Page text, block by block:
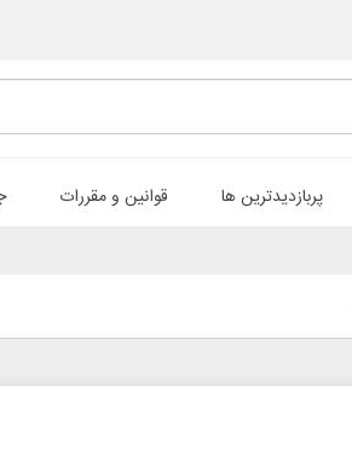
پربازدیدترین ها قوانین و مقررات